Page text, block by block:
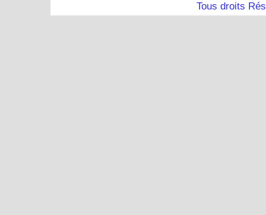
Tous droits